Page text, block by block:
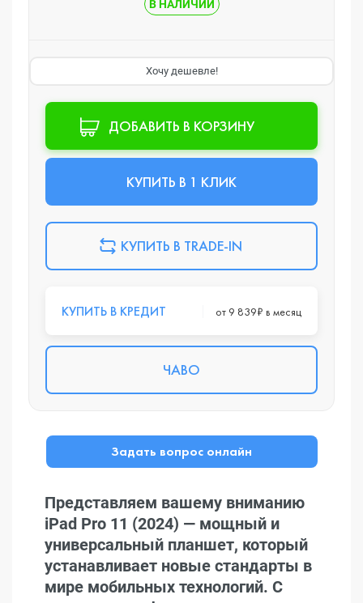
В НАЛИЧИИ
Хочу дешевле!
ДОБАВИТЬ В КОРЗИНУ
КУПИТЬ В 1 КЛИК
КУПИТЬ В TRADE-IN
КУПИТЬ В КРЕДИТ от 9 839₽ в месяц
ЧАВО
Задать вопрос онлайн
Представляем вашему вниманию
iPad Pro 11 (2024) — мощный и
универсальный планшет, который
устанавливает новые стандарты в
мире мобильных технологий. С